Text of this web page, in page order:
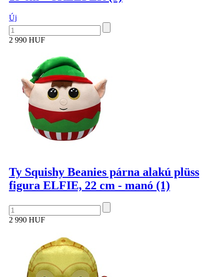
Új
2 990 HUF
Ty Squishy Beanies párna alakú plüss
figura ELFIE, 22 cm - manó (1)
2 990 HUF